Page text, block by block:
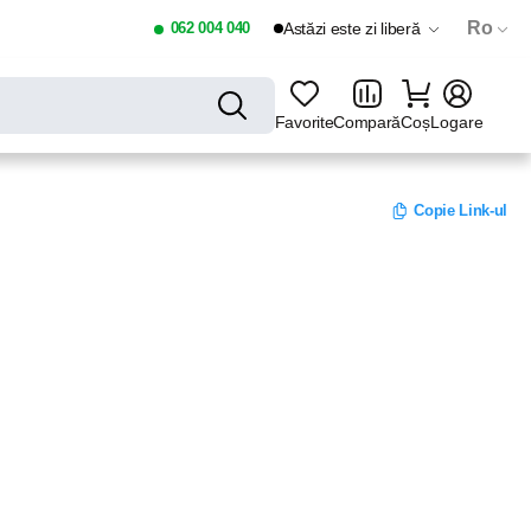
062 004 040 Astăzi este zi liberă Ro
FavoriteComparăCoșLogare
Copie Link-ul